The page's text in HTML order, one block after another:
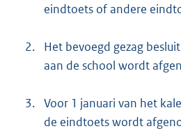
eindtoets of andere
2.
Het bevoegd gezag
aan de school wordt
3. Voor 1 januari van het
de eindtoets wordt